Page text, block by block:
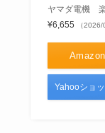
ヤマダ電機
¥6,655
（
Yahooショ